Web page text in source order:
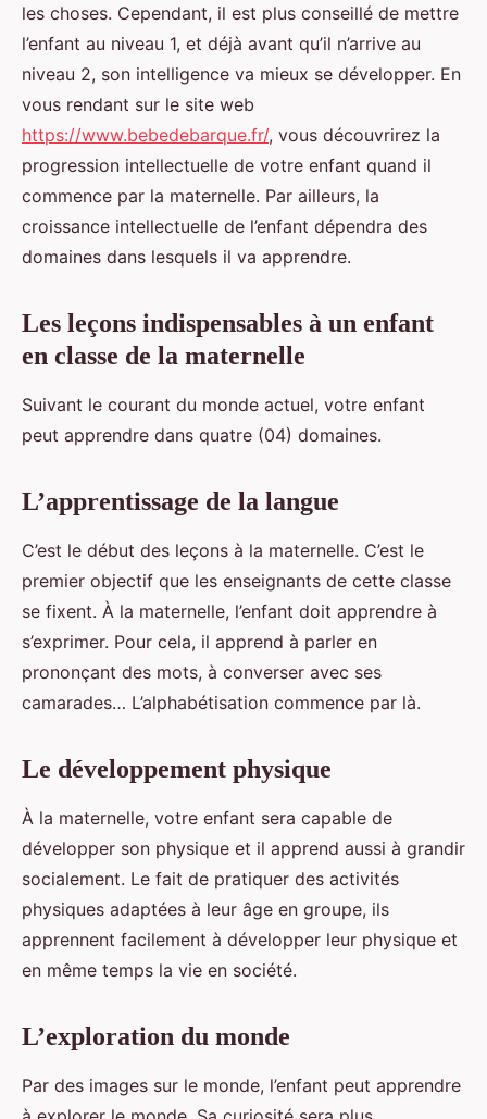
les choses. Cependant, il est plus conseillé de mettre
l’enfant au niveau 1, et déjà avant qu’il n’arrive au
niveau 2, son intelligence va mieux se développer. En
vous rendant sur le site web
https://www.bebedebarque.fr/, vous découvrirez la
progression intellectuelle de votre enfant quand il
commence par la maternelle. Par ailleurs, la
croissance intellectuelle de l’enfant dépendra des
domaines dans lesquels il va apprendre.
Les leçons indispensables à un enfant
en classe de la maternelle
Suivant le courant du monde actuel, votre enfant
peut apprendre dans quatre (04) domaines.
L’apprentissage de la langue
C’est le début des leçons à la maternelle. C’est le
premier objectif que les enseignants de cette classe
se fixent. À la maternelle, l’enfant doit apprendre à
s’exprimer. Pour cela, il apprend à parler en
prononçant des mots, à converser avec ses
camarades… L’alphabétisation commence par là.
Le développement physique
À la maternelle, votre enfant sera capable de
développer son physique et il apprend aussi à grandir
socialement. Le fait de pratiquer des activités
physiques adaptées à leur âge en groupe, ils
apprennent facilement à développer leur physique et
en même temps la vie en société.
L’exploration du monde
Par des images sur le monde, l’enfant peut apprendre